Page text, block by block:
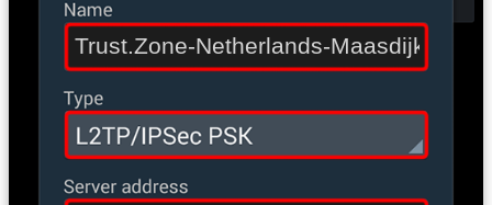
Trust.Zone-Netherlands-Maasdijk